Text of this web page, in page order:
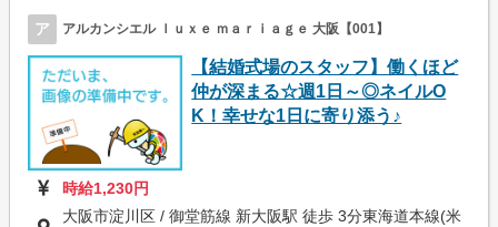
ア アルカンシエル ｌｕｘｅ ｍａｒｉａｇｅ 大阪【001】
【結婚式場のスタッフ】働くほど
仲が深まる☆週1日～◎ネイルO
K！幸せな1日に寄り添う♪
時給1,230円
大阪市淀川区 / 御堂筋線 新大阪駅 徒歩 3分東海道本線(米